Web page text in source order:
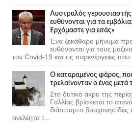
Αυστραλός γερουσιαστής
ευθύνονται για τα
Ερχόμαστε για εσάς»
Ένα ξεκάθαρο μήνυμα
ευθύνονται για τους
τον Covid-19 και τις παρενέργειες
Ο καταραμένος φάρος,
τρελαίνονταν ο ένας μετά
Στο δυτικό άκρο της
Γαλλίας βρίσκεται το
διάσπαρτο βραχονησίδες
ανελέητα τ...